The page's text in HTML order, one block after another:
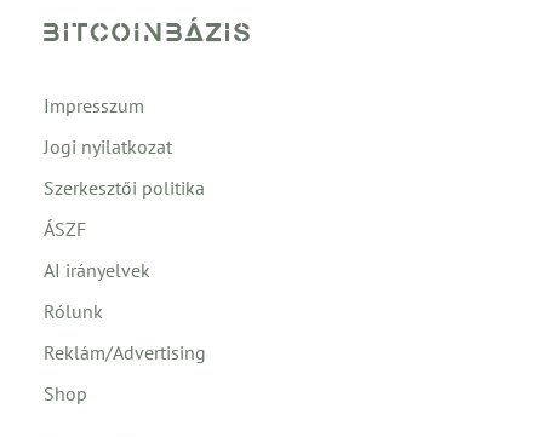
Impresszum
Jogi nyilatkozat
Szerkesztői politika
ÁSZF
AI irányelvek
Rólunk
Reklám/Advertising
Shop